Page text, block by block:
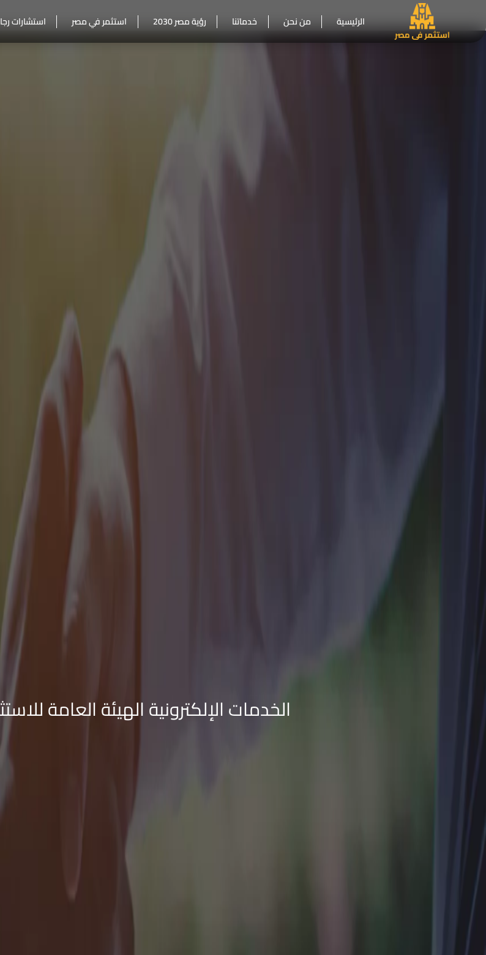
الرئيسية من نحن خدماتنا رؤية مصر 2030 استثمر في مصر استشارات
الخدمات الإلكترونية الهيئة العامة